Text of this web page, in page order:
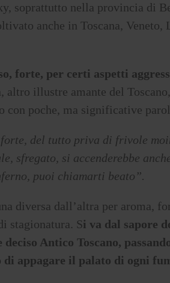
soprattutto nella provincia di
anche in Toscana, Veneto,
forte, per certi aspetti
altro illustre amante del
con poche, ma significative
forte, del tutto priva di frivole
sfregato, si accenderebbe
puoi chiamarti beato”.
diversa dall’altra per aroma,
stagionatura. Si va dal sapore
Antico Toscano,
appagare il palato di ogni